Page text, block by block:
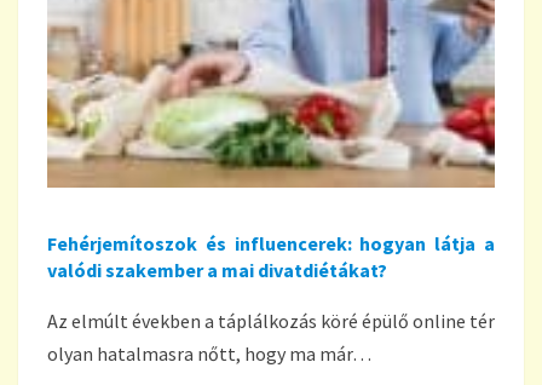
Fehérjemítoszok és influencerek: hogyan látja a
valódi szakember a mai divatdiétákat?
Az elmúlt években a táplálkozás köré épülő online tér
olyan hatalmasra nőtt, hogy ma már…